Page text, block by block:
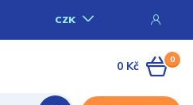
CZK
0
0 Kč